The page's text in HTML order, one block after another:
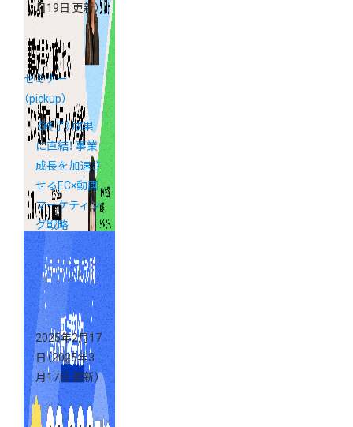
月19日 更新）
セミナー
（pickup）
《終了》成果
に直結！ 事業
成長を加速さ
せるEC×動画
マーケティン
グ戦略
2025年2月17
日（2025年3
月17日 更新）